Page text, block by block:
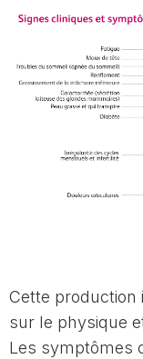
Cette
sur le physique
Les symptômes